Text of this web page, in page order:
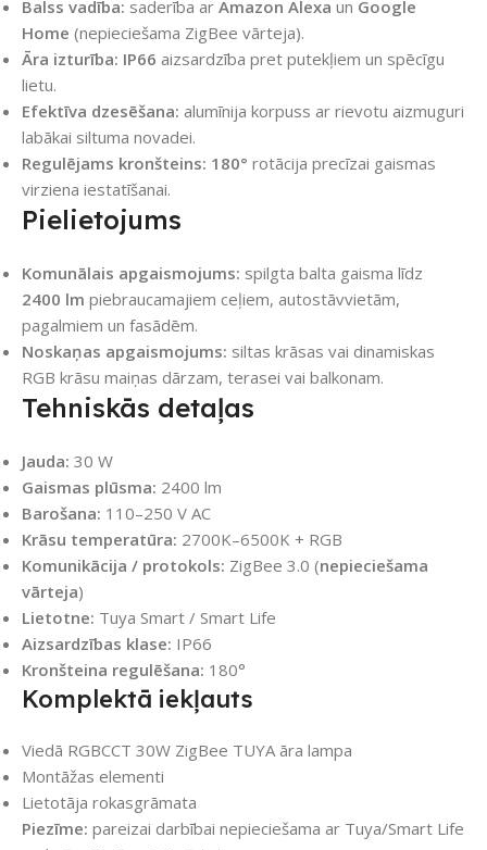
Balss vadība: saderība ar Amazon Alexa un Google
Home (nepieciešama ZigBee vārteja).
Āra izturība: IP66 aizsardzība pret putekļiem un spēcīgu
lietu.
Efektīva dzesēšana: alumīnija korpuss ar rievotu aizmuguri
labākai siltuma novadei.
Regulējams kronšteins: 180° rotācija precīzai gaismas
virziena iestatīšanai.
Pielietojums
Komunālais apgaismojums: spilgta balta gaisma līdz
2400 lm piebraucamajiem ceļiem, autostāvvietām,
pagalmiem un fasādēm.
Noskaņas apgaismojums: siltas krāsas vai dinamiskas
RGB krāsu maiņas dārzam, terasei vai balkonam.
Tehniskās detaļas
Jauda: 30 W
Gaismas plūsma: 2400 lm
Barošana: 110–250 V AC
Krāsu temperatūra: 2700K–6500K + RGB
Komunikācija / protokols: ZigBee 3.0 (nepieciešama
vārteja)
Lietotne: Tuya Smart / Smart Life
Aizsardzības klase: IP66
Kronšteina regulēšana: 180°
Komplektā iekļauts
Viedā RGBCCT 30W ZigBee TUYA āra lampa
Montāžas elementi
Lietotāja rokasgrāmata
Piezīme: pareizai darbībai nepieciešama ar Tuya/Smart Life